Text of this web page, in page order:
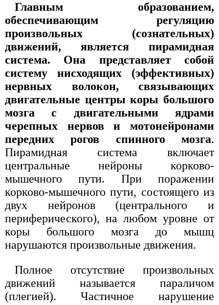
Главным образованием,
обеспечивающим регуляцию
произвольных (сознательных)
движений, является пирамидная
система. Она представляет собой
систему нисходящих (эффективных)
нервных волокон, связывающих
двигательные центры коры большого
мозга с двигательными ядрами
черепных нервов и мотонейронами
передних рогов спинного мозга.
Пирамидная система включает
центральные нейроны корково-
мышечного пути. При поражении
корково-мышечного пути, состоящего из
двух нейронов (центрального и
периферического), на любом уровне от
коры большого мозга до мышц
нарушаются произвольные движения.
Полное отсутствие произвольных
движений называется параличом
(плегией). Частичное нарушение